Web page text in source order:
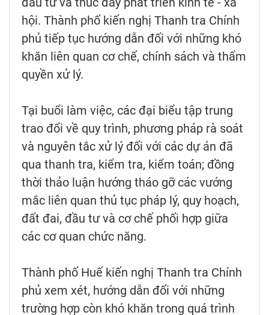
hội. Thành phố kiến nghị Thanh tra Chính
phủ tiếp tục hướng dẫn đối với những khó
khăn liên quan cơ chế, chính sách và thẩm
quyền xử lý.
Tại buổi làm việc, các đại biểu tập trung
trao đổi về quy trình, phương pháp rà soát
và nguyên tắc xử lý đối với các dự án đã
qua thanh tra, kiểm tra, kiểm toán; đồng
thời thảo luận hướng tháo gỡ các vướng
mắc liên quan thủ tục pháp lý, quy hoạch,
đất đai, đầu tư và cơ chế phối hợp giữa
các cơ quan chức năng.
Thành phố Huế kiến nghị Thanh tra Chính
phủ xem xét, hướng dẫn đối với những
trường hợp còn khó khăn trong quá trình